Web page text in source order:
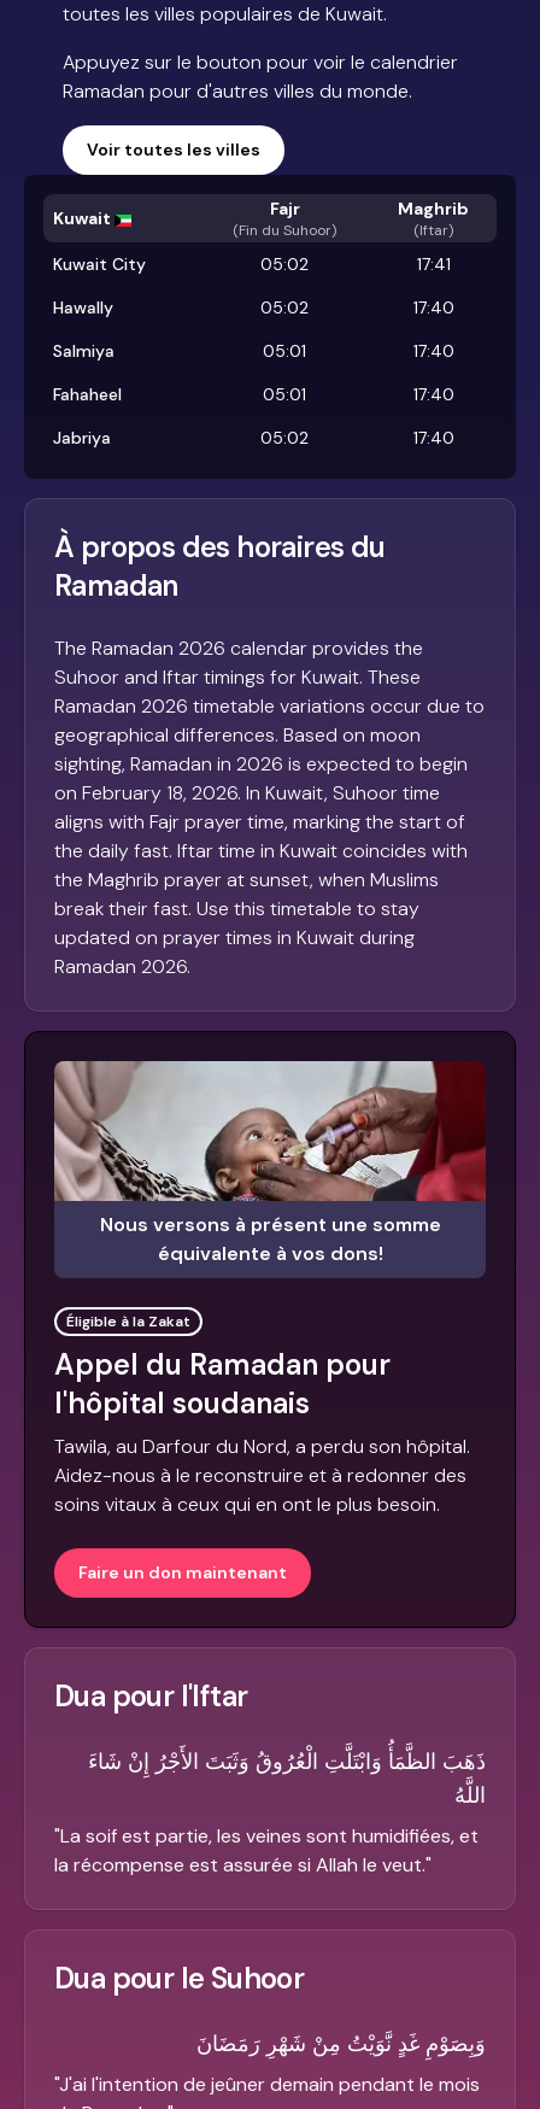
toutes les villes populaires de Kuwait.
Appuyez sur le bouton pour voir le calendrier
Ramadan pour d'autres villes du monde.
Voir toutes les villes
Kuwait Fajr
(Fin du Suhoor)
Maghrib
(Iftar)
Kuwait City 05:02
17:41
Hawally
05:02
17:40
Salmiya
05:01
17:40
Fahaheel
05:01
17:40
Jabriya
05:02 17:40
À propos des horaires du
Ramadan
The Ramadan 2026 calendar provides the
Suhoor and Iftar timings for Kuwait. These
Ramadan 2026 timetable variations occur due to
geographical differences. Based on moon
sighting, Ramadan in 2026 is expected to begin
on February 18, 2026. In Kuwait, Suhoor time
aligns with Fajr prayer time, marking the start of
the daily fast. Iftar time in Kuwait coincides with
the Maghrib prayer at sunset, when Muslims
break their fast. Use this timetable to stay
updated on prayer times in Kuwait during
Ramadan 2026.
Nous versons à présent une somme
équivalente à vos dons!
Éligible à la Zakat
Appel du Ramadan pour
l'hôpital soudanais
Tawila, au Darfour du Nord, a perdu son hôpital.
Aidez-nous à le reconstruire et à redonner des
soins vitaux à ceux qui en ont le plus besoin.
Faire un don maintenant
Dua pour l'Iftar
ذَهَبَ الظَّمَأُ وَابْتَلَّتِ الْعُرُوقُ وَثَبَتَ الأَجْرُ إِنْ شَاءَ
اللَّهُ
"La soif est partie, les veines sont humidifiées, et
la récompense est assurée si Allah le veut."
Dua pour le Suhoor
وَبِصَوْمِ غَدٍ نَّوَيْتُ مِنْ شَهْرِ رَمَضَانَ
"J'ai l'intention de jeûner demain pendant le mois